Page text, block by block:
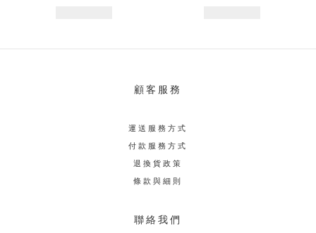
顧客服務
運送服務方式
付款服務方式
退換貨政策
條款與細則
聯絡我們